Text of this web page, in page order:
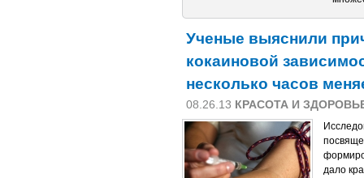
Ученые выяснили
кокаиновой
несколько часов
08.26.13 КРАСОТА И
дало